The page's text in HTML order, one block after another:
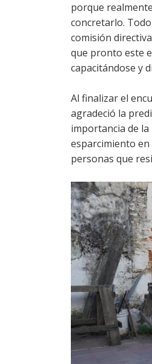
porque
concretarlo.
comisión
que pronto este
capacitándose y
Al finalizar el
agradeció la
importancia de la
esparcimiento
personas que